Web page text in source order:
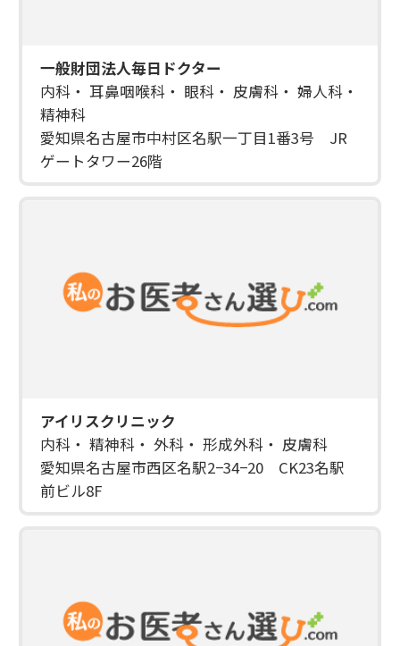
一般財団法人毎日ドクター
内科・ 耳鼻咽喉科・ 眼科・ 皮膚科・ 婦人科・
精神科
愛知県名古屋市中村区名駅一丁目1番3号 JR
ゲートタワー26階
アイリスクリニック
内科・ 精神科・ 外科・ 形成外科・ 皮膚科
愛知県名古屋市西区名駅2−34−20 CK23名駅
前ビル8F